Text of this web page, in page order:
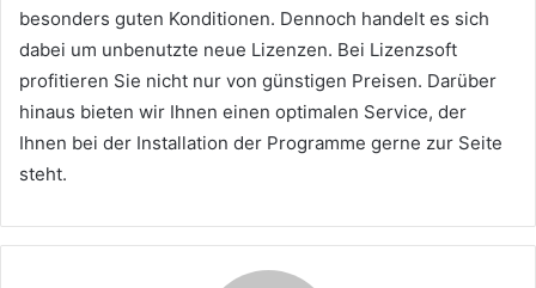
besonders guten Konditionen. Dennoch handelt es sich
dabei um unbenutzte neue Lizenzen. Bei Lizenzsoft
profitieren Sie nicht nur von günstigen Preisen. Darüber
hinaus bieten wir Ihnen einen optimalen Service, der
Ihnen bei der Installation der Programme gerne zur Seite
steht.